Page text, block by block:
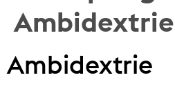
Ambidextrie
Ambidextrie